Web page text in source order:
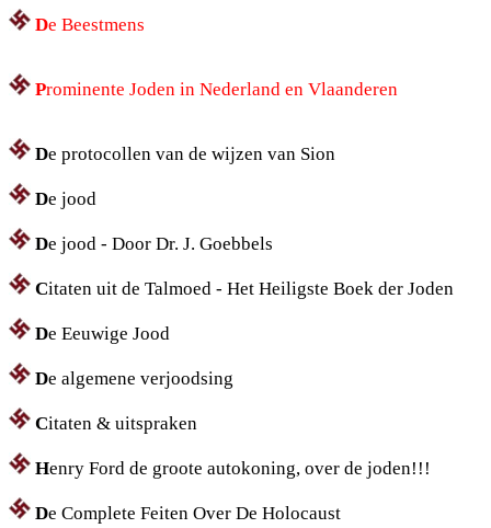
De Beestmens
Prominente Joden in Nederland en Vlaanderen
De protocollen van de wijzen van Sion
De jood
De jood - Door Dr. J. Goebbels
Citaten uit de Talmoed - Het Heiligste Boek der Joden
De Eeuwige Jood
De algemene verjoodsing
Citaten & uitspraken
Henry Ford de groote autokoning, over de joden!!!
De Complete Feiten Over De Holocaust